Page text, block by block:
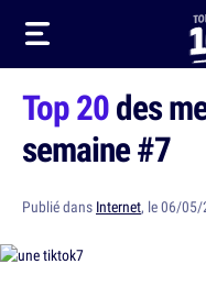
Top 20des
semaine #7
Publié dans Internet, le 06/